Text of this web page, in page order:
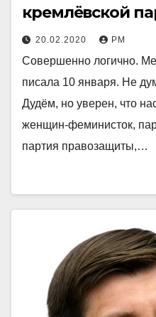
кремлёвской
20.02.2020 РМ
Совершенно логично.
писала 10 января. Не
Дудём, но уверен, что
женщин-феминисток,
партия правозащиты,…